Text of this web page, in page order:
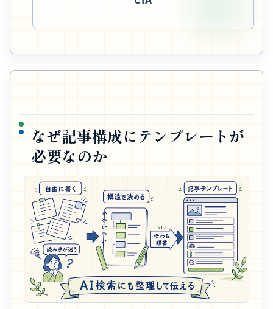
なぜ記事構成にテンプレートが
必要なのか